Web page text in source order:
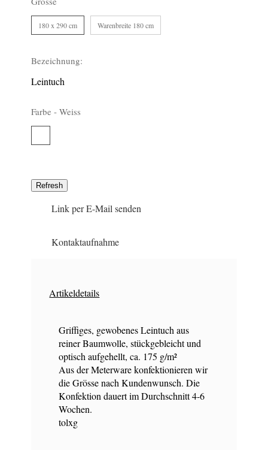
180 x 290 cm
488
Warenbreite 180 cm
Bezeichnung:
Leintuch
Farbe -Weiss
Link per E-Mail senden
Kontaktaufnahme
Artikeldetails
Griffiges, gewobenes Leintuch aus
reiner Baumwolle, stückgebleicht und
optisch aufgehellt, ca. 175 g/m²
Aus der Meterware konfektionieren wir
die Grösse nach Kundenwunsch. Die
Konfektion dauert im Durchschnitt 4-6
Wochen.
tolxg